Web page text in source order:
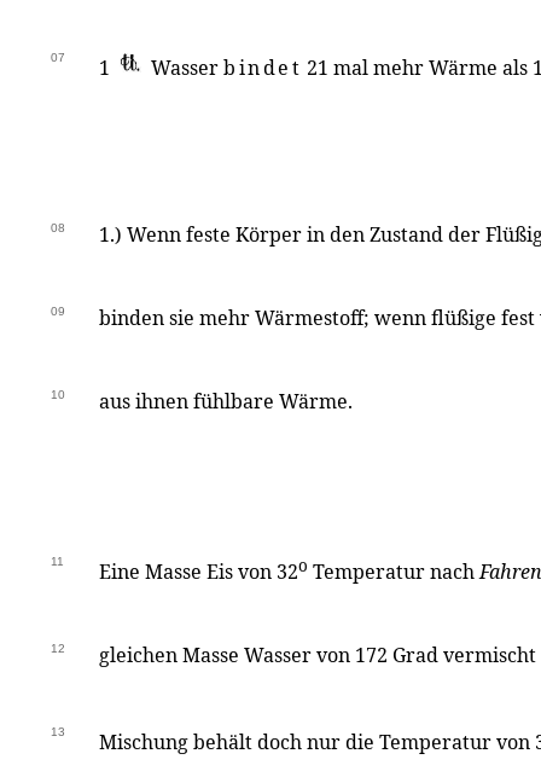
07 1 Wasserbindet 21 mal mehr Wärme als
08 1.) Wenn feste Körper in den Zustand der
09 binden sie mehr Wärmestoff; wenn flüßige
10 aus ihnen fühlbare Wärme.
11 Eine Masse Eis von 32o Temperatur nach
12 gleichen Masse Wasser von 172 Grad
13 Mischung behält doch nur die Temperatur von